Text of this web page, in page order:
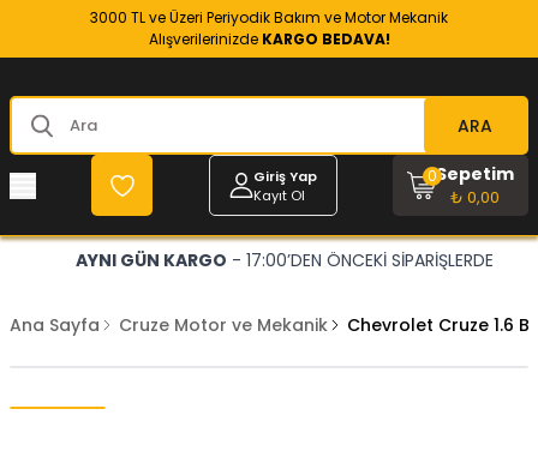
3000 TL ve Üzeri Periyodik Bakım ve Motor Mekanik
Alışverilerinizde KARGO BEDAVA!
ARA
Giriş Yap
Kayıt Ol
Sepetim
₺ 0,00
0
AYNI GÜN KARGO - 17:00’DEN ÖNCEKİ SİPARİŞLERDE
Ana Sayfa Cruze Motor ve Mekanik Chevrolet Cruze 1.6